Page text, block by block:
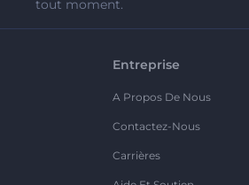
tout moment.
Entreprise
A Propos De Nous
Contactez-Nous
Carrières